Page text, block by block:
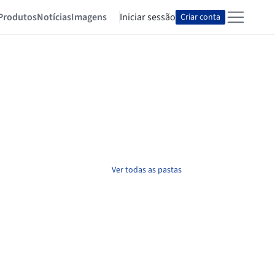
NotíciasImagens Iniciar sessão Criar conta
Ver todas as pastas